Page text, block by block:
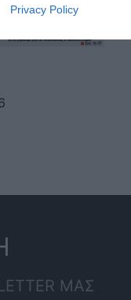
Privacy Policy
ΜΑΣ